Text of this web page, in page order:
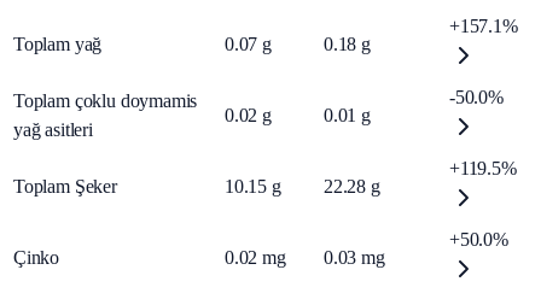
Toplam yağ 0.07 g 0.18 g
+157.1%
Toplam çoklu doymamis
yağ asitleri
0.02 g 0.01 g
-50.0%
Toplam Şeker 10.15 g 22.28 g
+119.5%
Çinko 0.02 mg 0.03 mg
+50.0%